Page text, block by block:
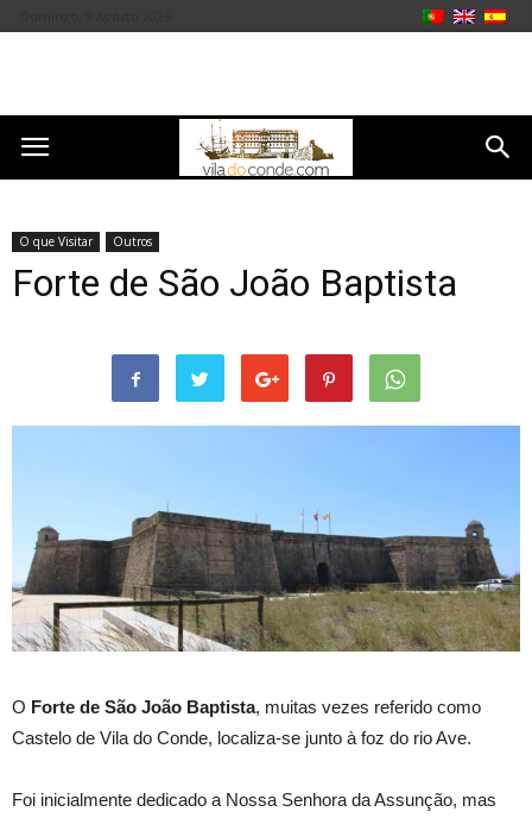
O que Visitar Outros
Forte de São João Baptista
O Forte de São João Baptista, muitas vezes referido como
Castelo de Vila do Conde, localiza-se junto à foz do rio Ave.
Foi inicialmente dedicado a Nossa Senhora da Assunção, mas